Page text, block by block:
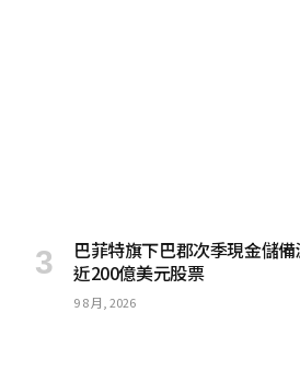
巴菲特旗下巴郡次季現金儲
近200億美元股票
9 8 月, 2026